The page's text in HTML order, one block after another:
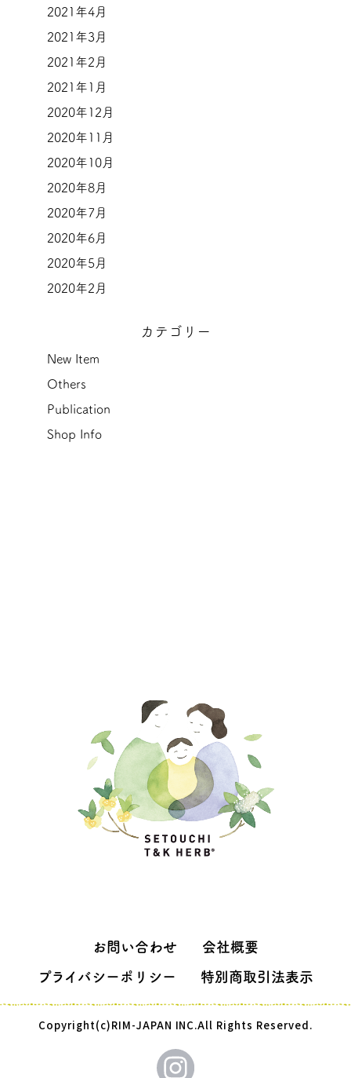
2021年4月
2021年3月
2021年2月
2021年1月
2020年12月
2020年11月
2020年10月
2020年8月
2020年7月
2020年6月
2020年5月
2020年2月
カテゴリー
New Item
Others
Publication
Shop Info
お問い合わせ 会社概要
プライバシーポリシー 特別商取引法表示
Copyright(c)RIM-JAPAN INC.All Rights Reserved.